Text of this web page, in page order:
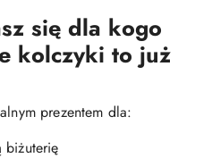
się dla kogo
kolczyki to już
prezentem dla:
biżuterię